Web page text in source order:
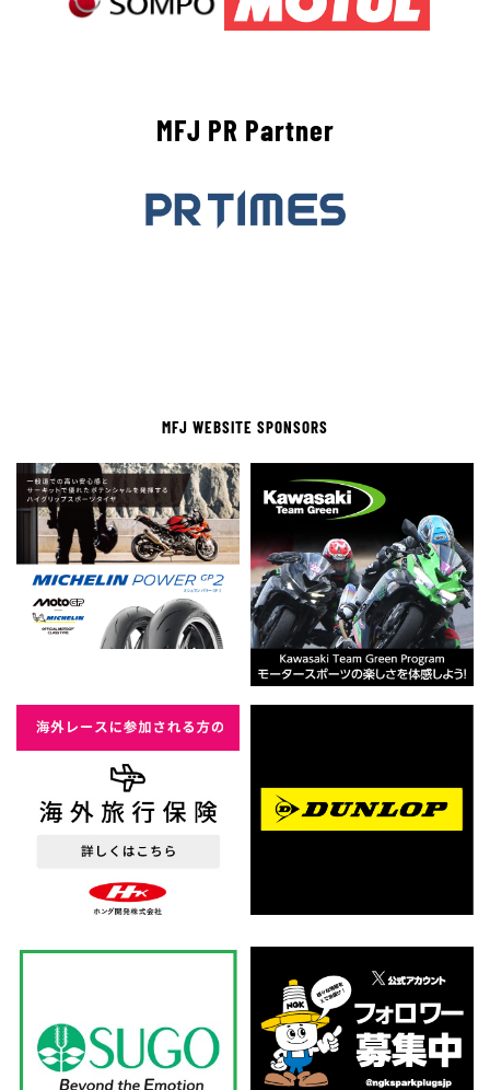
MFJ PR Partner
MFJ WEBSITE SPONSORS